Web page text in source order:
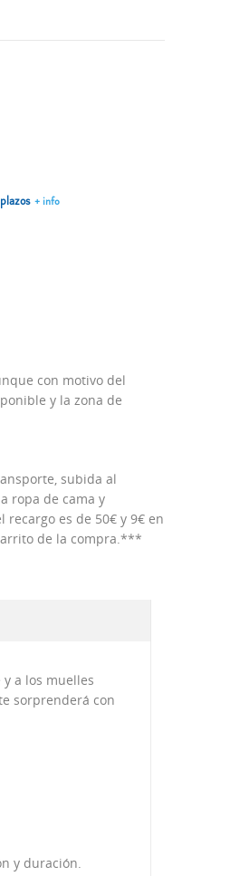
plazos + info
con motivo del
y la zona de
subida al
ropa de cama y
es de 50€ y 9€ en
de la compra.***
a los muelles
sorprenderá con
y duración.